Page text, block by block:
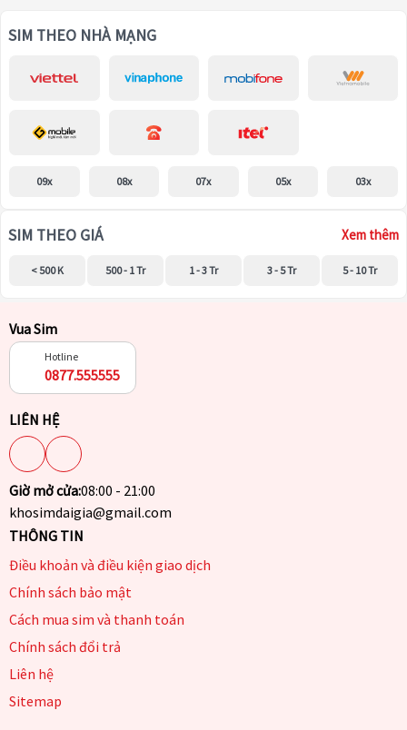
SIM THEO NHÀ MẠNG
09x 08x 07x 05x 03x
SIM THEO GIÁ Xem thêm
< 500 K 500 - 1 Tr 1 - 3 Tr 3 - 5 Tr 5 - 10 Tr
Vua Sim
Hotline
0877.555555
LIÊN HỆ
Giờ mở cửa:08:00 - 21:00
khosimdaigia@gmail.com
THÔNG TIN
Điều khoản và điều kiện giao dịch
Chính sách bảo mật
Cách mua sim và thanh toán
Chính sách đổi trả
Liên hệ
Sitemap